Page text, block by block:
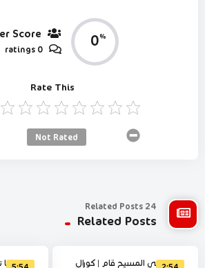
0%
Score
0 ratings
Rate This
Not Rated
24 Related Posts
Related Posts %
يا فرحي المسيح قام | كورال